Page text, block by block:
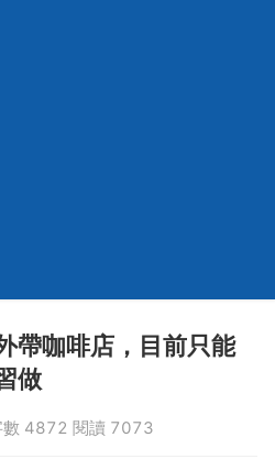
帶咖啡店，目前只能
做
4872 閱讀 7073